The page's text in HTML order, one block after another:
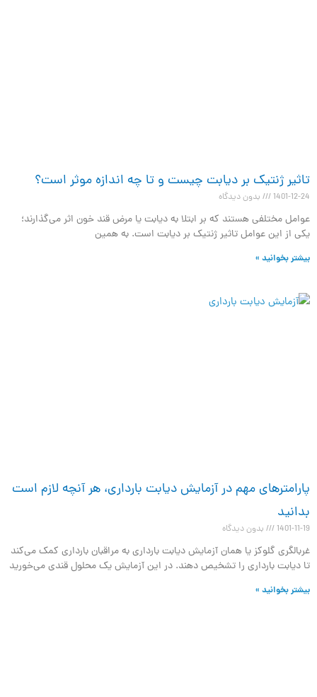
تاثیر ژنتیک بر دیابت چیست و تا چه اندازه موثر است؟
1401-12-24 بدون دیدگاه
عوامل مختلفی هستند که بر ابتلا به دیابت یا مرض قند خون اثر می‌گذارند؛
یکی از این عوامل تاثیر ژنتیک بر دیابت است. به همین
بیشتر بخوانید »
پارامترهای مهم در آزمایش دیابت بارداری،‌ هر آنچه لازم است
بدانید
1401-11-19 بدون دیدگاه
غربالگری گلوکز یا همان آزمایش دیابت بارداری به مراقبان بارداری کمک می‌کند
تا دیابت بارداری را تشخیص دهند. در این آزمایش یک محلول قندی می‌خورید
بیشتر بخوانید »